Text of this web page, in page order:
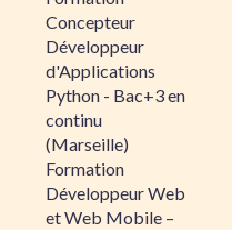
Concepteur
Développeur
d'Applications
Python - Bac+3 en
continu
(Marseille)
Formation
Développeur Web
et Web Mobile –